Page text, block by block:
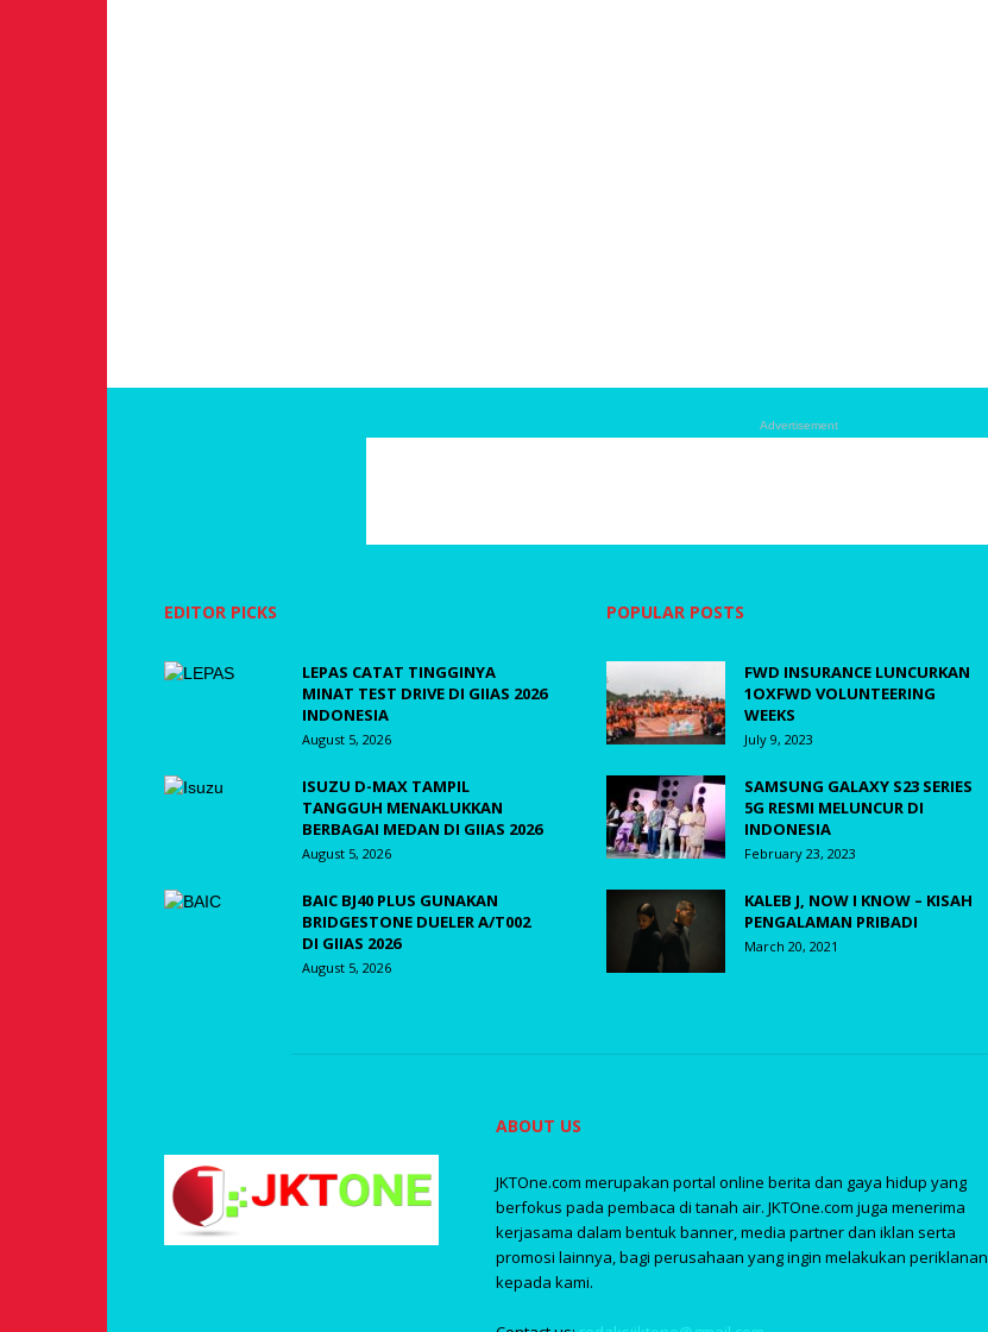
Advertisement
EDITOR PICKS
LEPAS CATAT TINGGINYA
MINAT TEST DRIVE DI GIIAS 2026
INDONESIA
August 5, 2026
ISUZU D-MAX TAMPIL
TANGGUH MENAKLUKKAN
BERBAGAI MEDAN DI GIIAS 2026
August 5, 2026
BAIC BJ40 PLUS GUNAKAN
BRIDGESTONE DUELER A/T002
DI GIIAS 2026
August 5, 2026
POPULAR POSTS
FWD INSURANCE LUNCURKAN
1OXFWD VOLUNTEERING
WEEKS
July 9, 2023
SAMSUNG GALAXY S23 SERIES
5G RESMI MELUNCUR DI
INDONESIA
February 23, 2023
KALEB J, NOW I KNOW – KISAH
PENGALAMAN PRIBADI
March 20, 2021
ABOUT US
JKTOne.com merupakan portal online berita dan gaya hidup yang
berfokus pada pembaca di tanah air. JKTOne.com juga menerima
kerjasama dalam bentuk banner, media partner dan iklan serta
promosi lainnya, bagi perusahaan yang ingin melakukan periklanan
kepada kami.